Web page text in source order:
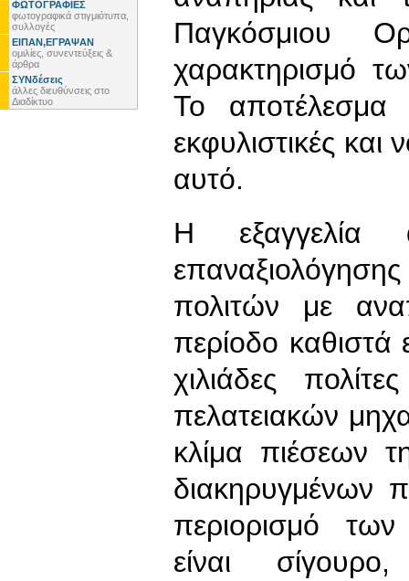
ΦΩΤΟΓΡΑΦΙΕΣ
φωτογραφικά στιγμιότυπα,
συλλογές
ΕΙΠΑΝ,ΕΓΡΑΨΑΝ
ομιλίες, συνεντεύξεις &
άρθρα
ΣΥΝδέσεις
άλλες διευθύνσεις στο
Διαδίκτυο
Παγκόσμιου
χαρακτηρισμό
Το αποτέλεσμα
εκφυλιστικές
αυτό.
Η
πολιτών με
περίοδο
χιλιάδες
πελατειακών
κλίμα πιέσεων
διακηρυγμένων
περιορισμό
είναι